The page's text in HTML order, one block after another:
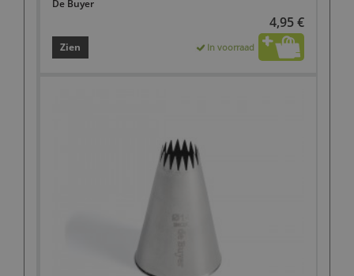
De Buyer
4,95 €
Zien In voorraad